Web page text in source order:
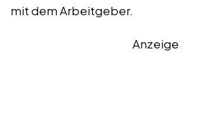
mit dem Arbeitgeber.
Anzeige